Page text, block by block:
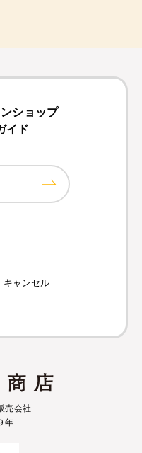
ショップ
イド
キャンセル
売会社
年